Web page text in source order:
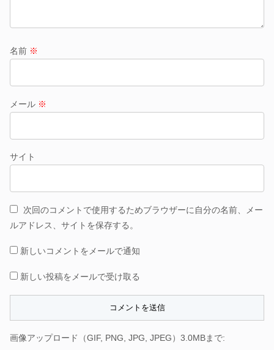
名前 ※
メール ※
サイト
次回のコメントで使用するためブラウザーに自分の名前、メー
ルアドレス、サイトを保存する。
新しいコメントをメールで通知
新しい投稿をメールで受け取る
画像アップロード（GIF, PNG, JPG, JPEG）3.0MBまで: